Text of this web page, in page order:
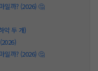
일까? (2026) 🤔
악 두 개)
일까? (2026) 🤔